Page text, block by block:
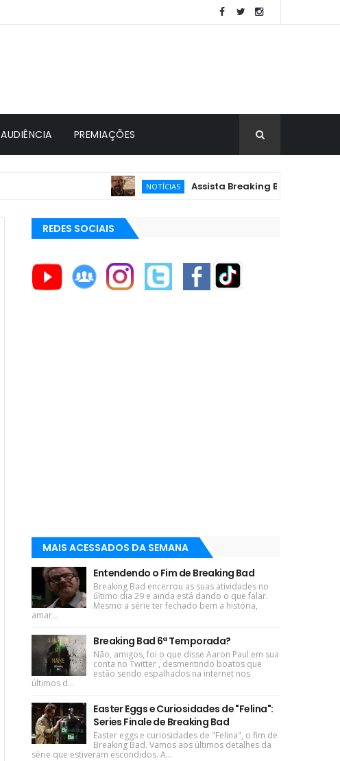
AUDIÊNCIA PREMIAÇÕES
NOTÍCIAS Assista Breaking Bad de GRAÇA 24
REDES SOCIAIS
MAIS ACESSADOS DA SEMANA
Entendendo o Fim de Breaking Bad
Breaking Bad encerrou as suas atividades no
último dia 29 e ainda está dando o que falar.
Mesmo a série ter fechado bem a história,
amar...
Breaking Bad 6ª Temporada?
Não, amigos, foi o que disse Aaron Paul em sua
conta no Twitter , desmentindo boatos que
estão sendo espalhados na internet nos
últimos d...
Easter Eggs e Curiosidades de "Felina":
Series Finale de Breaking Bad
Easter eggs e curiosidades de "Felina", o fim de
Breaking Bad. Vamos aos últimos detalhes da
série que estiveram escondidos. A...